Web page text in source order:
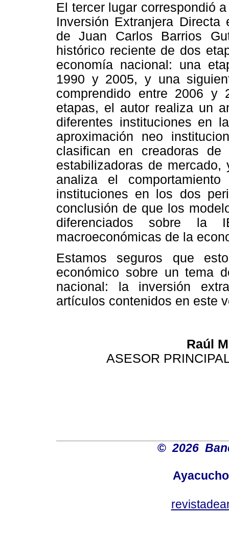
El tercer lugar correspondió
Inversión Extranjera
de Juan Carlos Barrios
histórico reciente de dos
economía nacional: una
1990 y 2005, y una
comprendido entre 2006
etapas, el autor realiza un
diferentes instituciones en
aproximación neo
clasifican en creadoras de
estabilizadoras de
analiza el
instituciones en los dos
conclusión de que los
diferenciados sobre la
macroeconómicas de la
Estamos seguros que
económico sobre un tema
nacional: la inversión
artículos contenidos en este
Raúl
ASESOR
©2026